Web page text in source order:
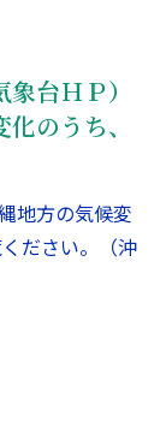
台ＨＰ）
のうち、
地方の気候変
ださい。（沖